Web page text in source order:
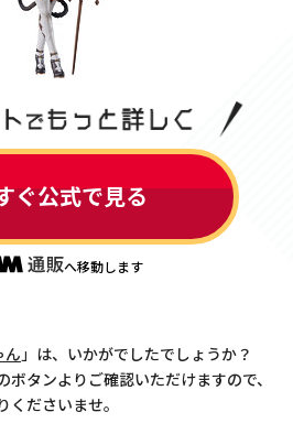
ぐ公式で見る
へ移動します
ん」は、いかがでしたでしょうか？
タンよりご確認いただけますので、
ださいませ。